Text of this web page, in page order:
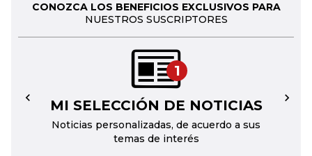
CONOZCA LOS BENEFICIOS EXCLUSIVOS PARA
NUESTROS SUSCRIPTORES
1
MI SELECCIÓN DE NOTICIAS
Noticias personalizadas, de acuerdo a sus
temas de interés
← →